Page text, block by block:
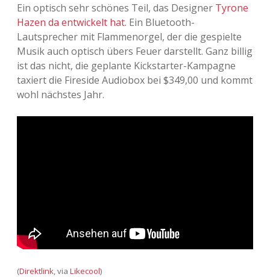
Adventskalender 2017
Adventskalender 2018
Adventskalender 2019
Adventskalender 2020
Ein optisch sehr schönes Teil, das Designer Tyrone
Hazen da entwickelt hat. Ein Bluetooth-
Lautsprecher mit Flammenorgel, der die gespielte
Musik auch optisch übers Feuer darstellt. Ganz billig
ist das nicht, die geplante Kickstarter-Kampagne
taxiert die Fireside Audiobox bei $349,00 und kommt
wohl nächstes Jahr.
(Direktlink, via Likecool)